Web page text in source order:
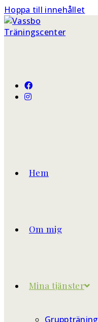
Hoppa till innehållet
Hem
Om mig
Mina tjänster
Gruppträning